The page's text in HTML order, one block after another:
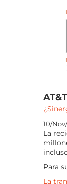
10/
La
Para
La